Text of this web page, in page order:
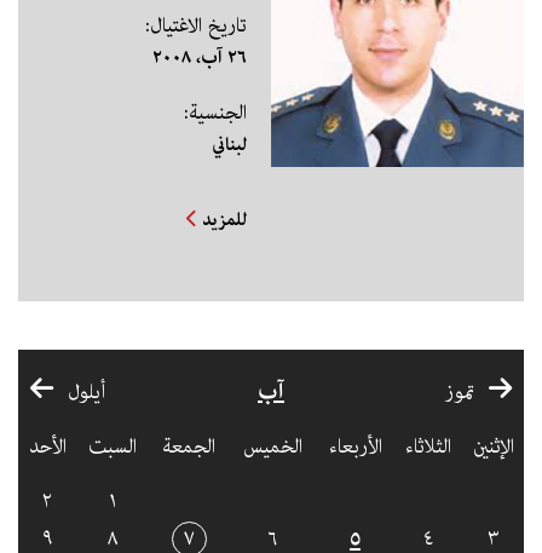
تاريخ الاغتيال:
٢٦ آب، ٢٠٠٨
الجنسية:
لبناني
للمزيد
تموز آب
أيلول
الإثنين
الثلاثاء الأربعاء الخميس الجمعة السبت
الأحد
١
٢
٣
٤ ٥ ٦ ٧ ٨ ٩